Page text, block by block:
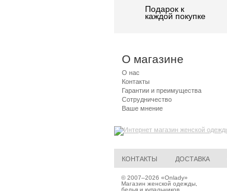
Подарок к
каждой покупке
О магазине
О нас
Контакты
Гарантии и преимущества
Сотрудничество
Ваше мнение
КОНТАКТЫ ДОСТАВКА
© 2007–2026 «Onlady»
Магазин женской одежды,
белья и купальников